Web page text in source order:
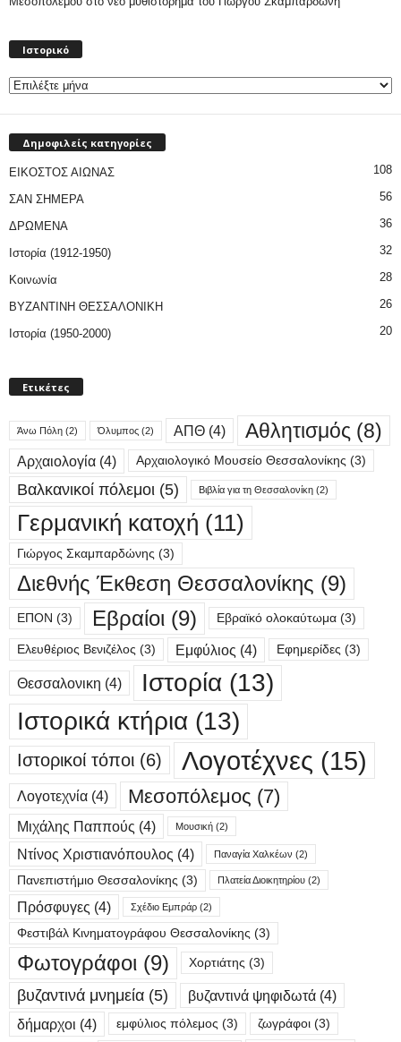
Ιστορικό
Δημοφιλείς κατηγορίες
ΕΙΚΟΣΤΟΣ ΑΙΩΝΑΣ 108
ΣΑΝ ΣΗΜΕΡΑ 56
ΔΡΩΜΕΝΑ 36
Ιστορία (1912-1950) 32
Κοινωνία 28
ΒΥΖΑΝΤΙΝΗ ΘΕΣΣΑΛΟΝΙΚΗ 26
Ιστορία (1950-2000) 20
Ετικέτες
Άνω Πόλη (2) Όλυμπος (2) ΑΠΘ (4) Αθλητισμός (8)
Αρχαιολογία (4) Αρχαιολογικό Μουσείο Θεσσαλονίκης (3)
Βαλκανικοί πόλεμοι (5) Βιβλία για τη Θεσσαλονίκη (2)
Γερμανική κατοχή (11)
Γιώργος Σκαμπαρδώνης (3)
Διεθνής Έκθεση Θεσσαλονίκης (9)
ΕΠΟΝ (3) Εβραίοι (9) Εβραϊκό ολοκαύτωμα (3)
Ελευθέριος Βενιζέλος (3) Εμφύλιος (4) Εφημερίδες (3)
Θεσσαλονικη (4) Ιστορία (13)
Ιστορικά κτήρια (13)
Ιστορικοί τόποι (6) Λογοτέχνες (15)
Λογοτεχνία (4) Μεσοπόλεμος (7)
Μιχάλης Παππούς (4) Μουσική (2)
Ντίνος Χριστιανόπουλος (4) Παναγία Χαλκέων (2)
Πανεπιστήμιο Θεσσαλονίκης (3) Πλατεία Διοικητηρίου (2)
Πρόσφυγες (4) Σχέδιο Εμπράρ (2)
Φεστιβάλ Κινηματογράφου Θεσσαλονίκης (3)
Φωτογράφοι (9) Χορτιάτης (3)
βυζαντινά μνημεία (5) βυζαντινά ψηφιδωτά (4)
δήμαρχοι (4) εμφύλιος πόλεμος (3) ζωγράφοι (3)